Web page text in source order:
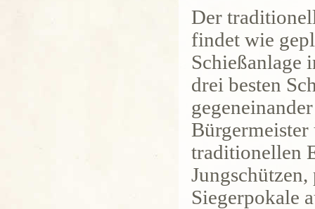
Der
findet wie
Schießanlage
drei besten
traditionellen
Siegerpokale